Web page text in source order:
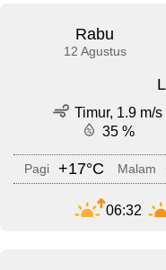
Rabu
12 Agustus
Timur, 1.9 m/s
35 %
Pagi +17°C Malam
06:32